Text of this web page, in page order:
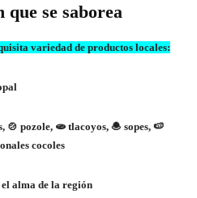
que se saborea
variedad de productos locales:
pozole, 🫓 tlacoyos, 🧆 sopes, 🍉
cocoles
alma de la región